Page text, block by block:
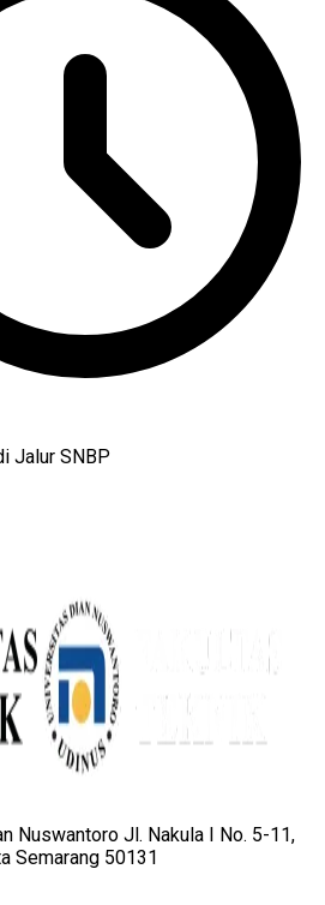
Jalur SNBP
Nuswantoro Jl. Nakula I No. 5-11,
Semarang 50131